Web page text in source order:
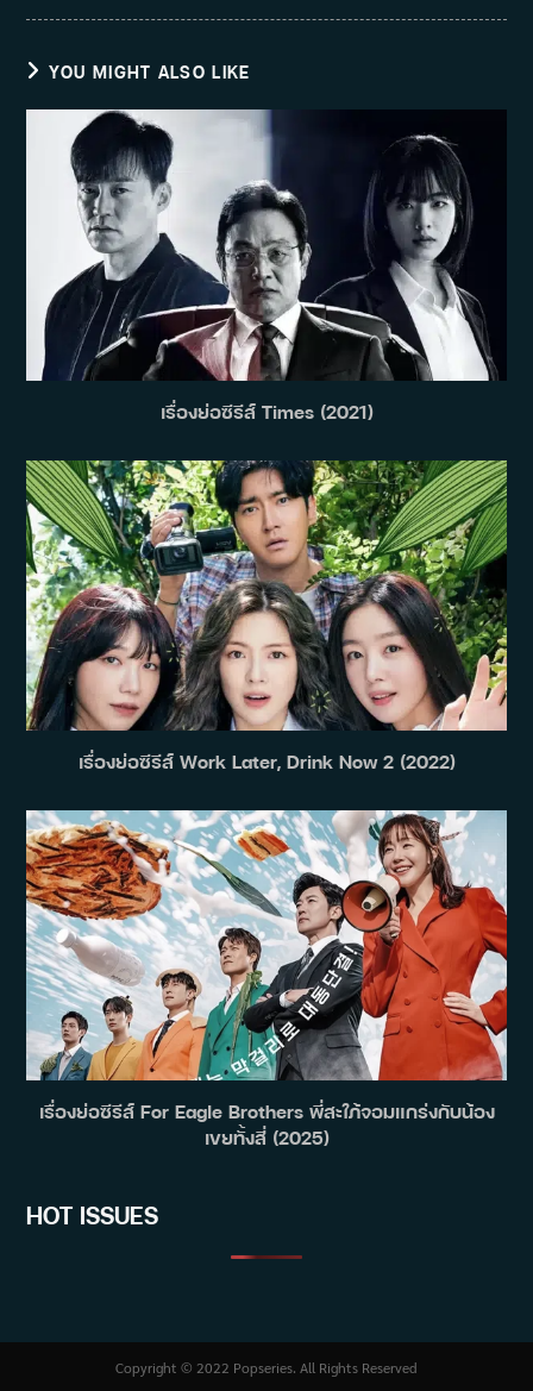
YOU MIGHT ALSO LIKE
เรื่องย่อซีรีส์ Times (2021)
เรื่องย่อซีรีส์ Work Later, Drink Now 2 (2022)
เรื่องย่อซีรีส์ For Eagle Brothers พี่สะใภ้จอมแกร่งกับน้อง
เขยทั้งสี่ (2025)
HOT ISSUES
Copyright © 2022 Popseries. All Rights Reserved